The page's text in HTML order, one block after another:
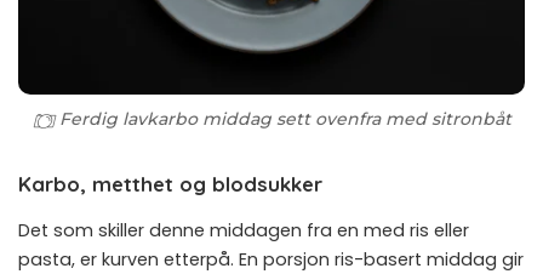
Ferdig lavkarbo middag sett ovenfra med sitronbåt
Karbo, metthet og blodsukker
Det som skiller denne middagen fra en med ris eller
pasta, er kurven etterpå. En porsjon ris-basert middag gir